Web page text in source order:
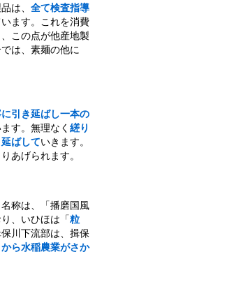
は、 全て検査指導
ます。これを消費
この点が他産地製
は、素麺の他に
引き延ばし一本の
す。無理なく 縒り
ばしていきます。
あげられます。
称は、「播磨国風
、いひほは「粒
川下流部は、揖保
ら水稲農業がさか